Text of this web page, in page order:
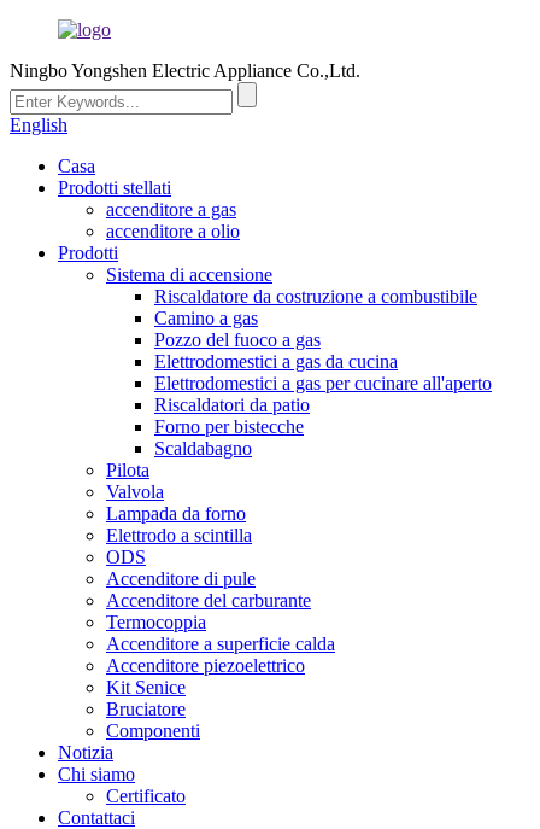
Ningbo Yongshen Electric Appliance Co.,Ltd.
English
Casa
Prodotti stellati
accenditore a gas
accenditore a olio
Prodotti
Sistema di accensione
Riscaldatore da costruzione a combustibile
Camino a gas
Pozzo del fuoco a gas
Elettrodomestici a gas da cucina
Elettrodomestici a gas per cucinare all'aperto
Riscaldatori da patio
Forno per bistecche
Scaldabagno
Pilota
Valvola
Lampada da forno
Elettrodo a scintilla
ODS
Accenditore di pule
Accenditore del carburante
Termocoppia
Accenditore a superficie calda
Accenditore piezoelettrico
Kit Senice
Bruciatore
Componenti
Notizia
Chi siamo
Certificato
Contattaci